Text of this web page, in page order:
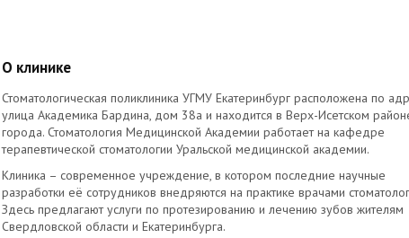
О клинике
Стоматологическая поликлиника УГМУ Екатеринбург расположена по
улица Академика Бардина, дом 38а и находится в Верх-Исетском
города. Стоматология Медицинской Академии работает на кафедре
терапевтической стоматологии Уральской медицинской академии.
Клиника – современное учреждение, в котором последние научные
разработки её сотрудников внедряются на практике врачами
Здесь предлагают услуги по протезированию и лечению зубов жителям
Свердловской области и Екатеринбурга.